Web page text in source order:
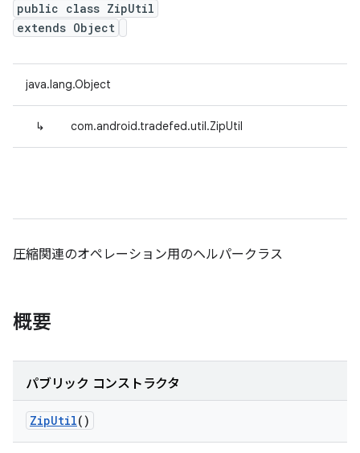
public class ZipUtil
extends Object
java.lang.Object
↳ com.android.tradefed.util.ZipUtil
圧縮関連のオペレーション用のヘルパークラス
概要
パブリック コンストラクタ
ZipUtil()